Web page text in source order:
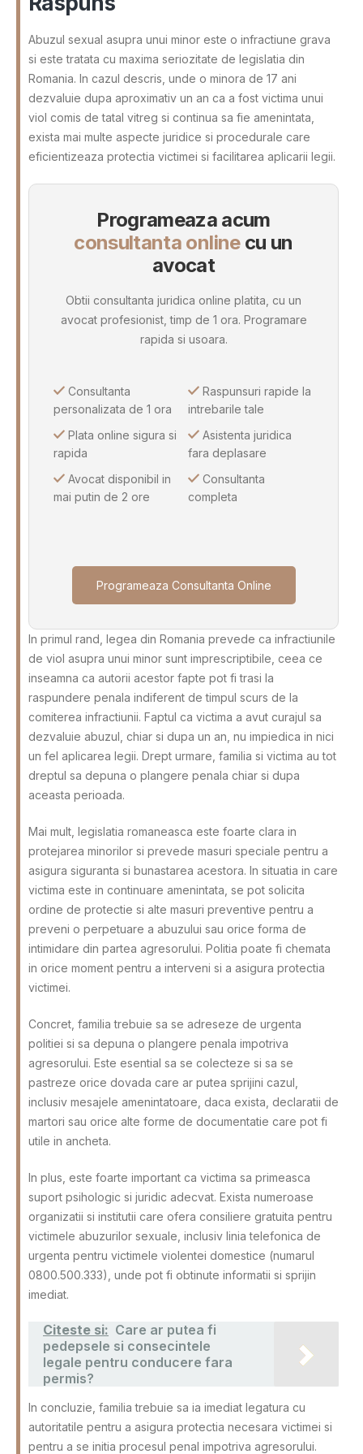
Abuzul sexual asupra unui minor este o infractiune grava
si este tratata cu maxima seriozitate de legislatia din
Romania. In cazul descris, unde o minora de 17 ani
dezvaluie dupa aproximativ un an ca a fost victima unui
viol comis de tatal vitreg si continua sa fie amenintata,
exista mai multe aspecte juridice si procedurale care
eficientizeaza protectia victimei si facilitarea aplicarii legii.
Programeaza acum
consultanta onlinecu un
avocat
Obtii consultanta juridica online platita, cu un
avocat profesionist, timp de 1 ora. Programare
rapida si usoara.
Consultanta
personalizata de 1 ora
Plata online sigura si
rapida
Avocat disponibil in
mai putin de 2 ore
Raspunsuri rapide la
intrebarile tale
Asistenta juridica
fara deplasare
Consultanta
completa
Programeaza Consultanta Online
In primul rand, legea din Romania prevede ca infractiunile
de viol asupra unui minor sunt imprescriptibile, ceea ce
inseamna ca autorii acestor fapte pot fi trasi la
raspundere penala indiferent de timpul scurs de la
comiterea infractiunii. Faptul ca victima a avut curajul sa
dezvaluie abuzul, chiar si dupa un an, nu impiedica in nici
un fel aplicarea legii. Drept urmare, familia si victima au tot
dreptul sa depuna o plangere penala chiar si dupa
aceasta perioada.
Mai mult, legislatia romaneasca este foarte clara in
protejarea minorilor si prevede masuri speciale pentru a
asigura siguranta si bunastarea acestora. In situatia in care
victima este in continuare amenintata, se pot solicita
ordine de protectie si alte masuri preventive pentru a
preveni o perpetuare a abuzului sau orice forma de
intimidare din partea agresorului. Politia poate fi chemata
in orice moment pentru a interveni si a asigura protectia
victimei.
Concret, familia trebuie sa se adreseze de urgenta
politiei si sa depuna o plangere penala impotriva
agresorului. Este esential sa se colecteze si sa se
pastreze orice dovada care ar putea sprijini cazul,
inclusiv mesajele amenintatoare, daca exista, declaratii de
martori sau orice alte forme de documentatie care pot fi
utile in ancheta.
In plus, este foarte important ca victima sa primeasca
suport psihologic si juridic adecvat. Exista numeroase
organizatii si institutii care ofera consiliere gratuita pentru
victimele abuzurilor sexuale, inclusiv linia telefonica de
urgenta pentru victimele violentei domestice (numarul
0800.500.333), unde pot fi obtinute informatii si sprijin
imediat.
Citeste si: Care ar putea fi
pedepsele si consecintele
legale pentru conducere fara
permis?
In concluzie, familia trebuie sa ia imediat legatura cu
autoritatile pentru a asigura protectia necesara victimei si
pentru a se initia procesul penal impotriva agresorului.